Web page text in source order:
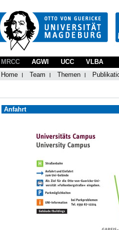
MRCC
Home
Team Themen
AGWI UCC VLBA
Anfahrt